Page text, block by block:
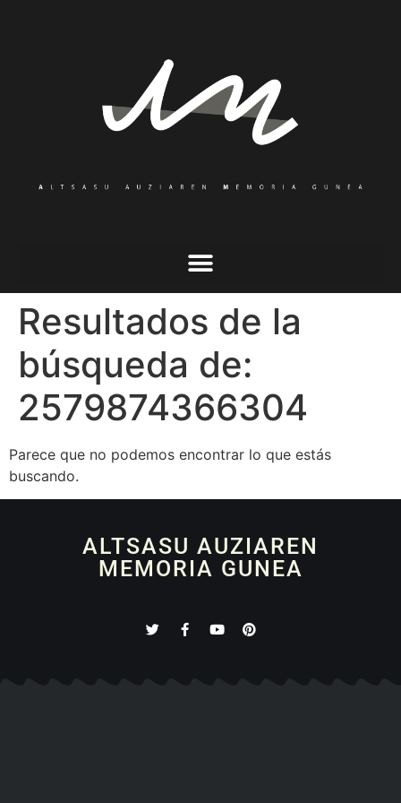
Resultados de la
búsqueda de:
2579874366304
Parece que no podemos encontrar lo que estás
buscando.
ALTSASU AUZIAREN
MEMORIA GUNEA